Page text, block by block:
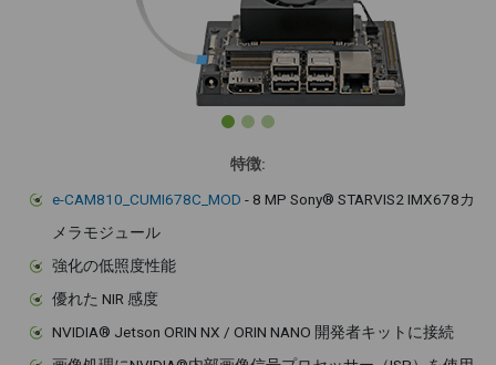
特徴:
e-CAM810_CUMI678C_MOD - 8 MP Sony® STARVIS2 IMX678カ
メラモジュール
強化の低照度性能
優れた NIR 感度
NVIDIA® Jetson ORIN NX / ORIN NANO 開発者キットに接続